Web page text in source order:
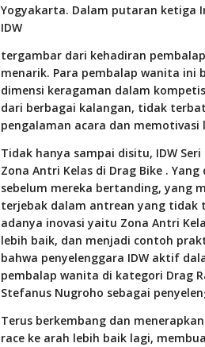
Yogyakarta. Dalam putaran ketiga
IDW
tergambar dari kehadiran
menarik. Para pembalap wanita ini
dimensi keragaman dalam
dari berbagai kalangan, tidak
pengalaman acara dan
Tidak hanya sampai disitu, IDW
Zona Antri Kelas di Drag Bike .
sebelum mereka bertanding, yang
terjebak dalam antrean yang tidak
adanya inovasi yaitu Zona Antri
lebih baik, dan menjadi contoh
bahwa penyelenggara IDW aktif
pembalap wanita di kategori Drag
Stefanus Nugroho sebagai
Terus berkembang dan
race ke arah lebih baik lagi,